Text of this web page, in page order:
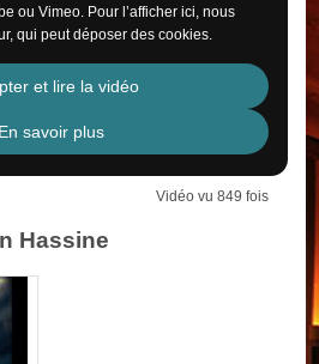
ou Vimeo. Pour l’afficher ici, nous
qui peut déposer des cookies.
et lire la vidéo
En savoir plus
Vidéo vu 849 fois
Hassine